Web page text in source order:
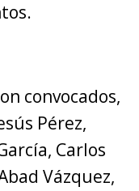
convocados,
Pérez,
Carlos
Vázquez,